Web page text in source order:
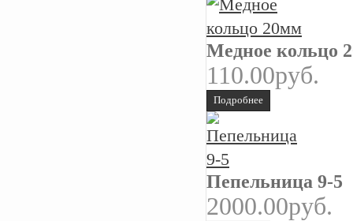
Медное кольцо
110.00руб.
Подробнее
Пепельница 9-5
2000.00руб.